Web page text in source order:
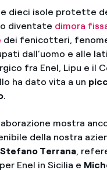
dieci isole protette
diventate dimora
dei fenicotteri,
dall’uomo e alle
fra Enel, Lipu e il
ha dato vita a un
.
mostra
della nostra
Stefano Terrana,
Enel in Sicilia e